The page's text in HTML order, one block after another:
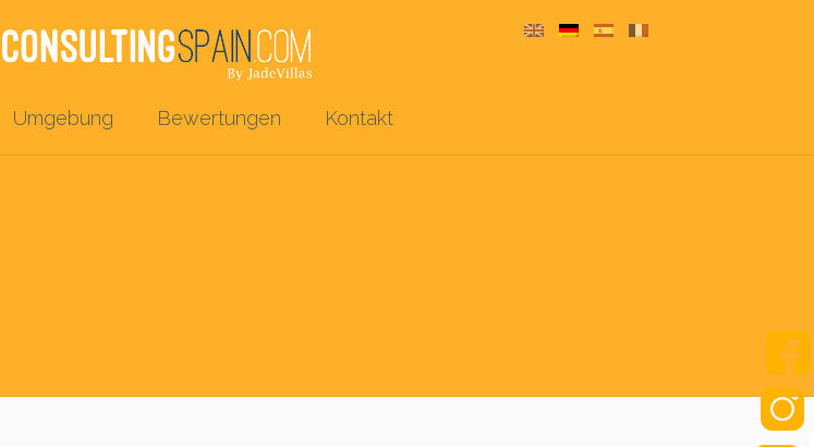
Umgebung Bewertungen Kontakt